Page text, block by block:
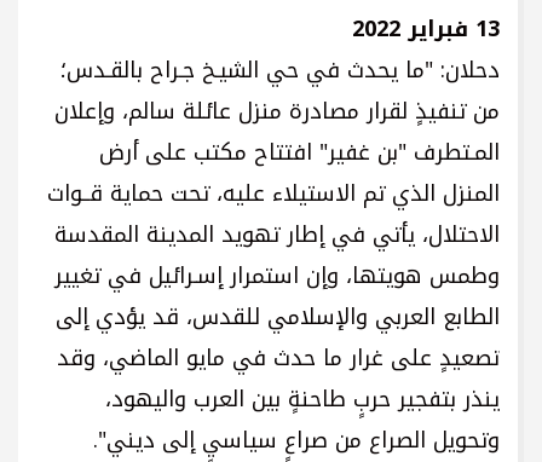
13 فبراير 2022
دحلان: "ما يحدث في حي الشيـخ جـراح بالقـدس؛
من تنفيذٍ لقرار مصادرة منزل عائلة سالم، وإعلان
المـتطرف "بن غفير" افتتاح مكتب على أرض
المنزل الذي تم الاستيلاء عليه، تحت حماية قــوات
الاحتلال، يأتي في إطار تهويد المدينة المقدسة
وطمس هويتها، وإن استمرار إسـرائيل في تغيير
الطابع العربي والإسلامي للقدس، قد يؤدي إلى
تصعيدٍ على غرار ما حدث في مايو الماضي، وقد
ينذر بتفجير حربٍ طاحنةٍ بين العرب واليهود،
وتحويل الصراع من صراعٍ سياسيٍ إلى ديني".